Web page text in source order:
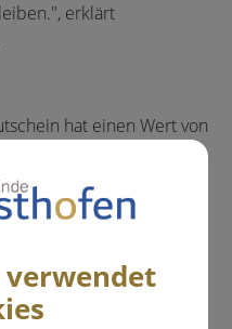
erklärt
hat einen Wert von
Gutscheine bei uns am
Sie direkt unter
Region
verwendet